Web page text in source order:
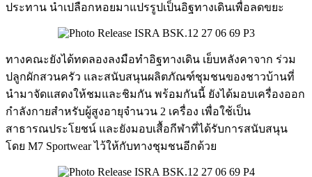
ประทาน นำเปลือกหอยมาแปรรูปเป็นอิฐทางเดินเพื่อลดขยะ
ทางคณะยังได้ทดลองลงมือทำอิฐทางเดิน เย็บหลังคาจาก ร่วม
ปลูกผักสวนครัว และสนับสนุนผลิตภัณฑ์ชุมชนของชาวบ้านที่
นำมาจัดแสดงให้ชมและชิมกัน พร้อมกันนี้ ยังได้มอบเครื่องออก
กำลังกายสำหรับผู้สูงอายุจำนวน 2 เครื่อง เพื่อใช้เป็น
สาธารณประโยชน์ และยังมอบเสื้อกีฬาที่ได้รับการสนับสนุน
โดย M7 Sportwear ไว้ให้กับทางชุมชนอีกด้วย